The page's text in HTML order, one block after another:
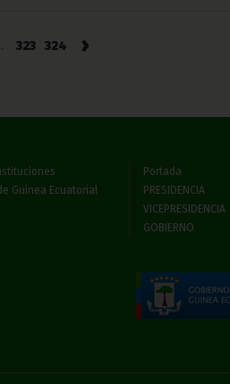
323 324 ›
Guinea Ecuatorial
Portada
PRESIDENCIA
VICEPRESIDENCIA
GOBIERNO